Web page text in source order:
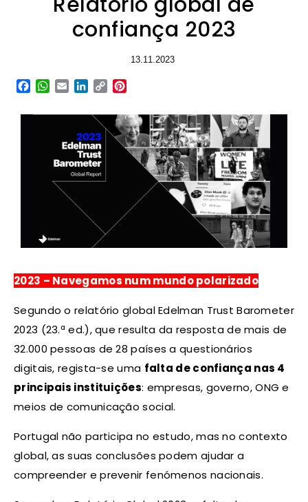
confiança 2023
13.11.2023
Facebook
WhatsApp
EmailLinkedIn
Copy
2023 – Navegamos num mundo polarizado
Segundo o relatório global Edelman Trust Barometer
2023 (23.ª ed.), que resulta da resposta de mais de
32.000 pessoas de 28 países a questionários
digitais, regista-se uma falta de confiança nas 4
principais instituições: empresas, governo, ONG e
meios de comunicação social.
Portugal não participa no estudo, mas no contexto
global, as suas conclusões podem ajudar a
compreender e prevenir fenómenos nacionais.